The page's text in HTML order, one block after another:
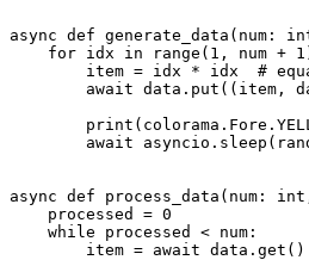
async def generate_data(num:
for idx in range(1, num +
item = idx * idx  #
await data.put((item,
await
async def process_data(num:
    processed = 0
    while processed < num:
        item = await data.get()